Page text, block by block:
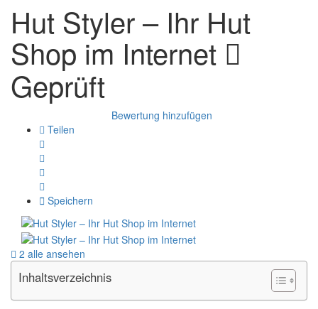
Hut Styler – Ihr Hut
Shop im Internet
Geprüft
Bewertung hinzufügen
Teilen
Speichern
2 alle ansehen
Inhaltsverzeichnis